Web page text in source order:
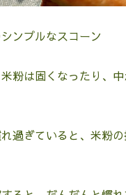
ンプルなスコーン
粉は固くなったり、
過ぎていると、米粉